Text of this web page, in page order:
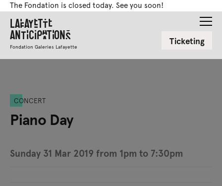
The Fondation is closed today. See you soon!
Lafayette
Anticipations
Fondation Galeries Lafayette Ticketing
CONCERT
Piano Day
Sunday 31 Mar 2019 from 1pm to 7:30pm